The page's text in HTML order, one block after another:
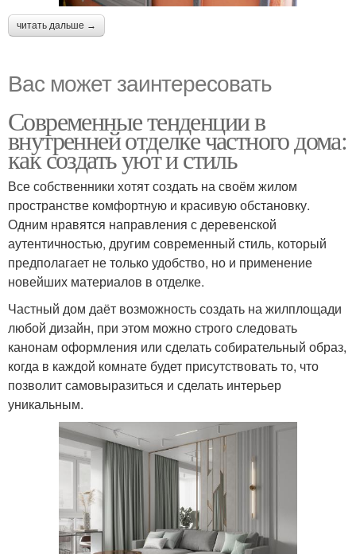
читать дальше →
Вас может заинтересовать
Современные тенденции в
внутренней отделке частного дома:
как создать уют и стиль
Все собственники хотят создать на своём жилом
пространстве комфортную и красивую обстановку.
Одним нравятся направления с деревенской
аутентичностью, другим современный стиль, который
предполагает не только удобство, но и применение
новейших материалов в отделке.
Частный дом даёт возможность создать на жилплощади
любой дизайн, при этом можно строго следовать
канонам оформления или сделать собирательный образ,
когда в каждой комнате будет присутствовать то, что
позволит самовыразиться и сделать интерьер
уникальным.